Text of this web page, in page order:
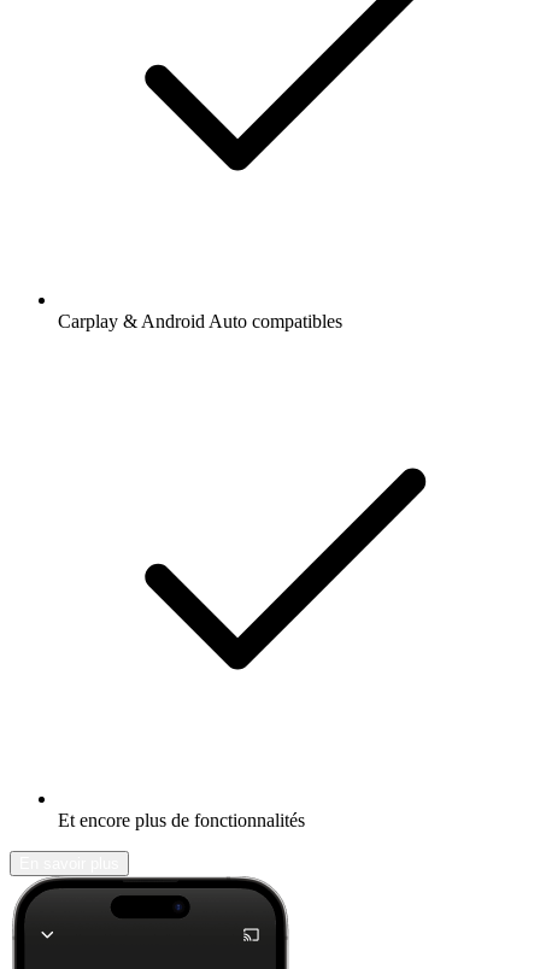
Carplay & Android Auto compatibles
Et encore plus de fonctionnalités